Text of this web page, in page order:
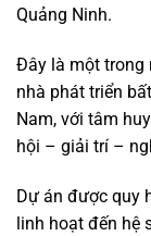
Quảng Ninh.
Đây là một trong
nhà phát triển
Nam, với tâm
hội – giải trí –
Dự án được quy
linh hoạt đến hệ